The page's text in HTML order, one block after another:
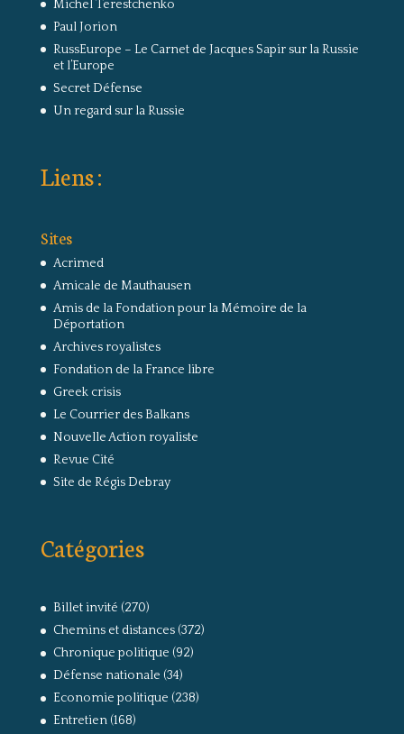
Michel Terestchenko
Paul Jorion
RussEurope – Le Carnet de Jacques Sapir sur la Russie
et l’Europe
Secret Défense
Un regard sur la Russie
Liens :
Sites
Acrimed
Amicale de Mauthausen
Amis de la Fondation pour la Mémoire de la
Déportation
Archives royalistes
Fondation de la France libre
Greek crisis
Le Courrier des Balkans
Nouvelle Action royaliste
Revue Cité
Site de Régis Debray
Catégories
Billet invité (270)
Chemins et distances(372)
Chronique politique (92)
Défense nationale (34)
Economie politique (238)
Entretien(168)